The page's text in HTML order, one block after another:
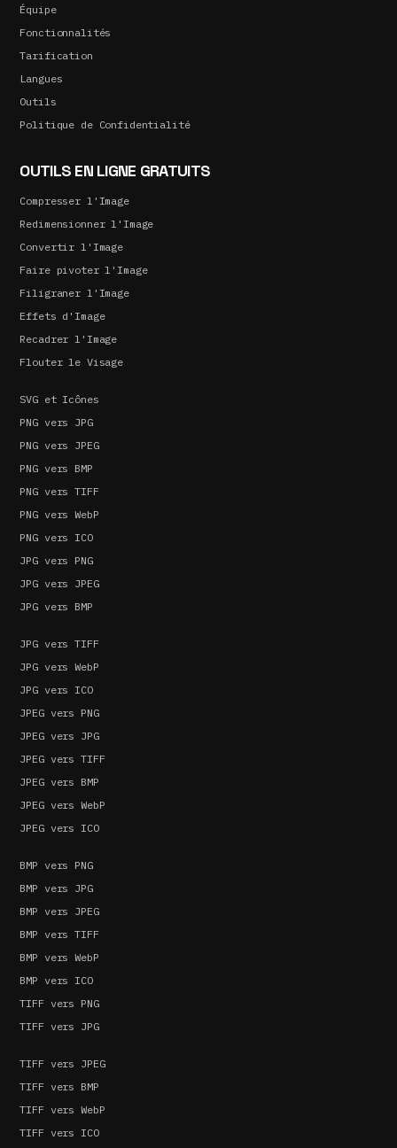
Équipe
Fonctionnalités
Tarification
Langues
Outils
Politique de Confidentialité
OUTILS EN LIGNE GRATUITS
Compresser l'Image
Redimensionner l'Image
Convertir l'Image
Faire pivoter l'Image
Filigraner l'Image
Effets d'Image
Recadrer l'Image
Flouter le Visage
SVG et Icônes
PNG vers JPG
PNG vers JPEG
PNG vers BMP
PNG vers TIFF
PNG vers WebP
PNG vers ICO
JPG vers PNG
JPG vers JPEG
JPG vers BMP
JPG vers TIFF
JPG vers WebP
JPG vers ICO
JPEG vers PNG
JPEG vers JPG
JPEG vers TIFF
JPEG vers BMP
JPEG vers WebP
JPEG vers ICO
BMP vers PNG
BMP vers JPG
BMP vers JPEG
BMP vers TIFF
BMP vers WebP
BMP vers ICO
TIFF vers PNG
TIFF vers JPG
TIFF vers JPEG
TIFF vers BMP
TIFF vers WebP
TIFF vers ICO